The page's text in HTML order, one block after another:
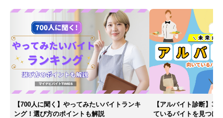
【700人に聞く】やってみたいバイトランキ
ング！選び方のポイントも解説
【アルバイト診断】
ているバイトを見つけ